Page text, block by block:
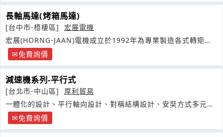
長軸馬達(烤箱馬達)
[台中市-梧棲區]
宏展電機
宏展(HORNG-JAAN)電機成立於1992年為專業製造各式轉矩馬
達及各項客製化的馬達產品
免費詢價
減速機系列-平行式
[台北市-中山區]
厚利貿易
一體化的設計、平行軸向設計、對稱結構設計、安奘方式多元
化、螺絲頭可鎖入殼體內
免費詢價